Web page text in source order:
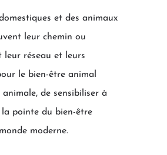
et des animaux
leur chemin ou
leur réseau et leurs
le bien-être animal
de sensibiliser à
la pointe du bien-être
moderne.